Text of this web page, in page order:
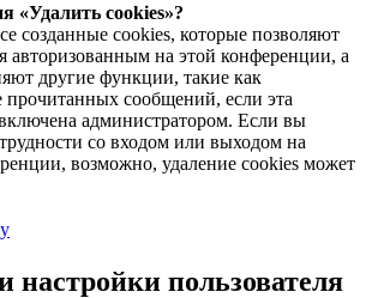
«Удалить cookies»?
созданные cookies, которые позволяют
авторизованным на этой конференции, а
другие функции, такие как
прочитанных сообщений, если эта
администратором. Если вы
со входом или выходом на
возможно, удаление cookies может
пользователя